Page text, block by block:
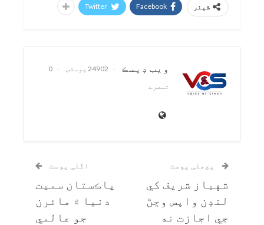
شیئر Facebook
Twitter
ويب ڊيسڪ 24902 پوسٹس
0
تبصرے
پچھلی پوسٹ
شهباز شريف کي
لنڊن واپس وڃڻ
جي اجازت نه
اگلی پوسٹ
پاڪستان سميت
دنيا ۾ مائرن
جو عالمي